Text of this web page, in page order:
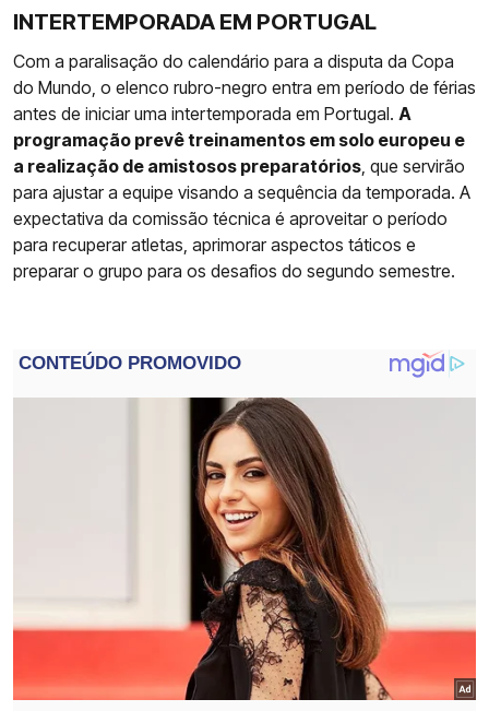
INTERTEMPORADA EM PORTUGAL
Com a paralisação do calendário para a disputa da Copa
do Mundo, o elenco rubro-negro entra em período de férias
antes de iniciar uma intertemporada em Portugal. A
programação prevê treinamentos em solo europeu e
a realização de amistosos preparatórios , que servirão
para ajustar a equipe visando a sequência da temporada. A
expectativa da comissão técnica é aproveitar o período
para recuperar atletas, aprimorar aspectos táticos e
preparar o grupo para os desafios do segundo semestre.